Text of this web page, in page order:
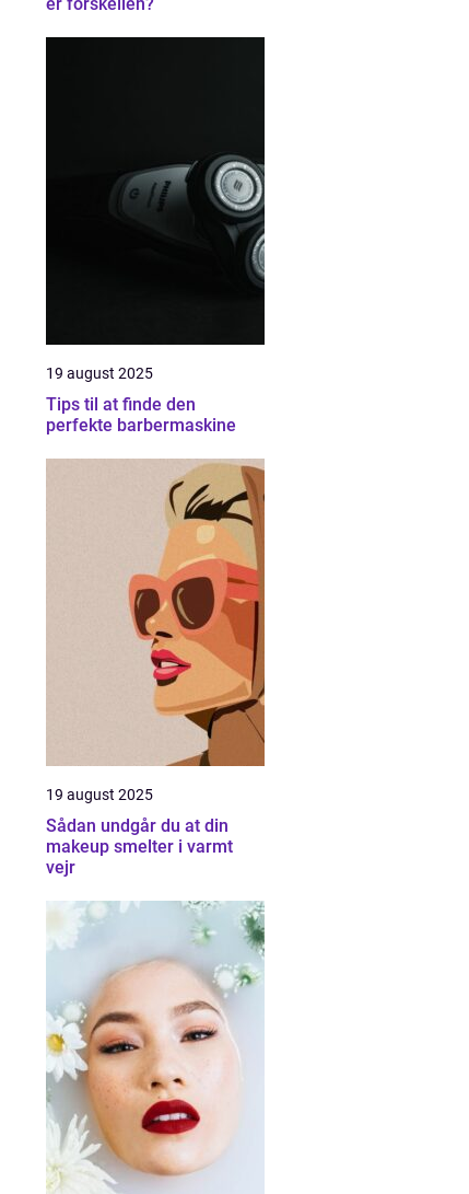
19 august 2025
Tips til at finde den
perfekte barbermaskine
19 august 2025
Sådan undgår du at din
makeup smelter i varmt
vejr